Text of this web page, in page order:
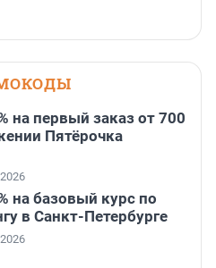
на первый заказ от 700
Пятёрочка
на базовый курс по
в Санкт-Петербурге